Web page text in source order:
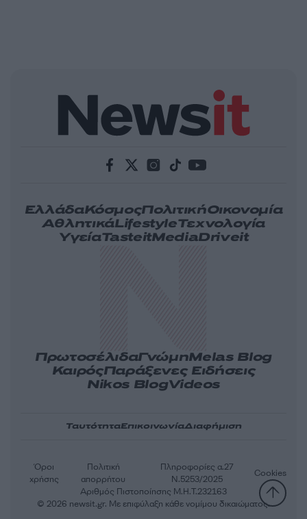
ΕλλάδαΚόσμοςΠολιτικήΟικονομία
ΑθλητικάLifestyleΤεχνολογία
ΥγείαTasteitMediaDriveit
ΠρωτοσέλιδαΓνώμηMelas Blog
ΚαιρόςΠαράξενες Ειδήσεις
Nikos BlogVideos
ΤαυτότηταΕπικοινωνίαΔιαφήμιση
Αριθμός Πιστοποίησης Μ.Η.Τ.232163
Όροι
χρήσης
Πολιτική
απορρήτου
Πληροφορίες α.27
Ν.5253/2025
Cookies
© 2026 newsit.gr. Με επιφύλαξη κάθε νομίμου δικαιώματος.